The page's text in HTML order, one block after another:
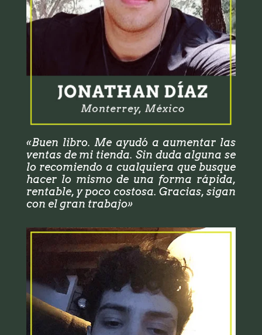
«Buen libro. Me ayudó a aumentar las
ventas de mi tienda. Sin duda alguna se
lo recomiendo a cualquiera que busque
hacer lo mismo de una forma rápida,
rentable, y poco costosa. Gracias, sigan
con el gran trabajo»